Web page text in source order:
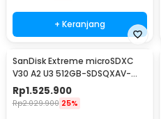
+ Keranjang
SanDisk Extreme microSDXC
V30 A2 U3 512GB-SDSQXAV-
512G
Rp1.525.900
Rp2.029.900 25%